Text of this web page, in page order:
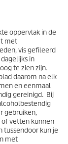
oppervlak in de
met
vis gefileerd
in
te zien zijn.
daarom na elk
en eenmaal
gereinigd. Bij
gebruiken,
vetten kunnen
tussendoor kun je
met